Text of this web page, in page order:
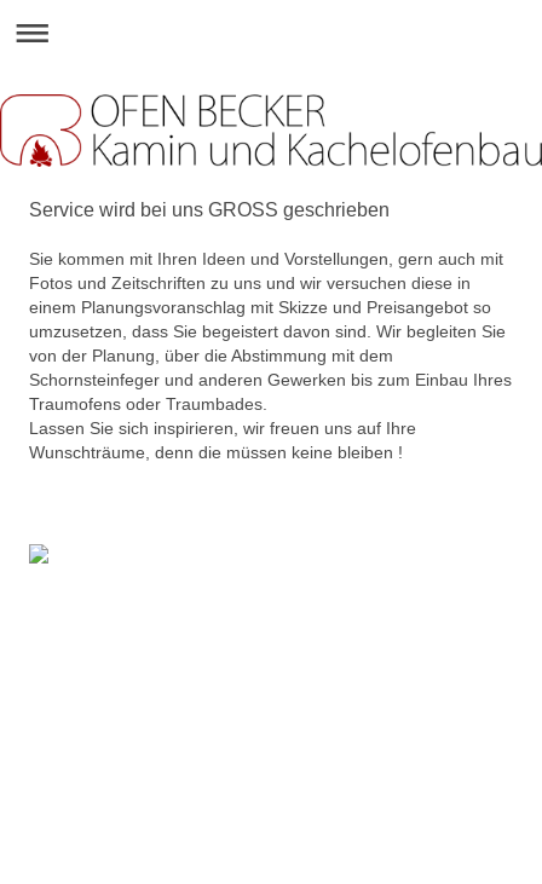
Service wird bei uns GROSS geschrieben
Sie kommen mit Ihren Ideen und Vorstellungen, gern auch mit
Fotos und Zeitschriften zu uns und wir versuchen diese in
einem Planungsvoranschlag mit Skizze und Preisangebot so
umzusetzen, dass Sie begeistert davon sind. Wir begleiten Sie
von der Planung, über die Abstimmung mit dem
Schornsteinfeger und anderen Gewerken bis zum Einbau Ihres
Traumofens oder Traumbades.
Lassen Sie sich inspirieren, wir freuen uns auf Ihre
Wunschträume, denn die müssen keine bleiben !